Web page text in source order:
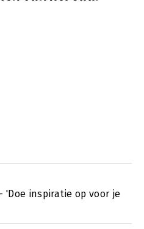
inspiratie op voor je